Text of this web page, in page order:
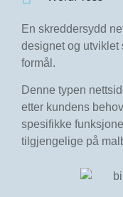
En skreddersydd
designet og utviklet
formål.
Denne typen
etter kundens
spesifikke
tilgjengelige på